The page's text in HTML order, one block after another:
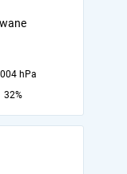
hPa
32%